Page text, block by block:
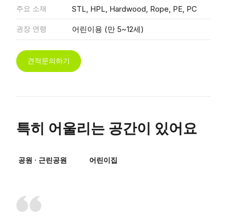
주요 소재 STL, HPL, Hardwood, Rope, PE, PC
권장 연령 어린이용 (만 5~12세)
견적문의하기
특히 어울리는 공간이 있어요
공원 · 근린공원 어린이집